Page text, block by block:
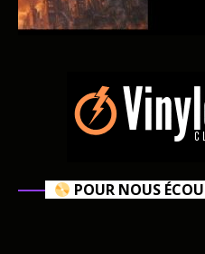
POUR NOUS